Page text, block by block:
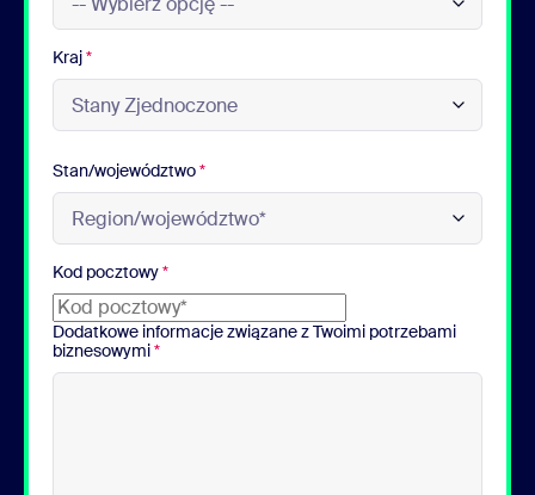
Kraj*
Stan/województwo*
Kod pocztowy*
Dodatkowe informacje związane z Twoimi potrzebami
biznesowymi*